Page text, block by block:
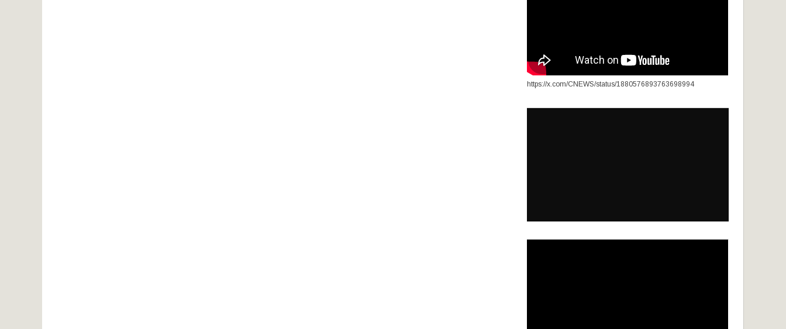
https://x.com/CNEWS/status/1880576893763698994